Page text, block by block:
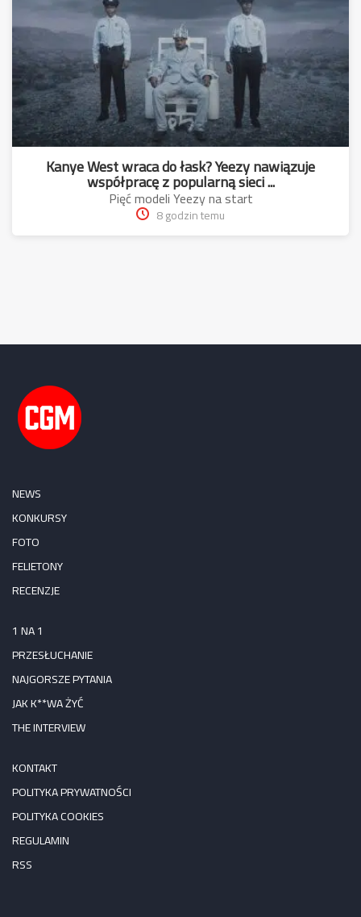
Kanye West wraca do łask? Yeezy nawiązuje
współpracę z popularną sieci ...
Pięć modeli Yeezy na start
8 godzin temu
NEWS
KONKURSY
FOTO
FELIETONY
RECENZJE
1 NA 1
PRZESŁUCHANIE
NAJGORSZE PYTANIA
JAK K**WA ŻYĆ
THE INTERVIEW
KONTAKT
POLITYKA PRYWATNOŚCI
POLITYKA COOKIES
REGULAMIN
RSS